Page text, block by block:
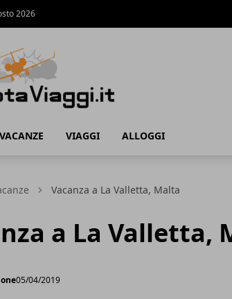
2026
VACANZE VIAGGI ALLOGGI
Vacanza a La Valletta, Malta
a La Valletta,
05/04/2019